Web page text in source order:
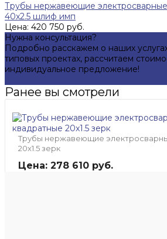
Трубы нержавеющие
40x2.5 шлиф имп
Цена: 420 750 руб.
Нужна консультация?
Подробно расскажем о наших
типовых проектах, рассчитаем
индивидуальное предложение!
Ранее вы смотрели
Трубы нержавеющие
20x1.5 зерк
Цена: 278 610 руб.